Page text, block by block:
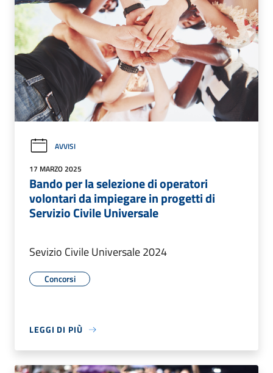
AVVISI
17 MARZO 2025
Bando per la selezione di operatori
volontari da impiegare in progetti di
Servizio Civile Universale
Sevizio Civile Universale 2024
Concorsi
LEGGI DI PIÙ